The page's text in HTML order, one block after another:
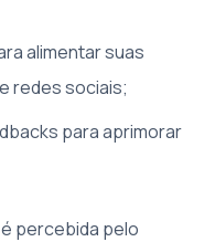
alimentar suas
redes sociais;
para aprimorar
percebida pelo